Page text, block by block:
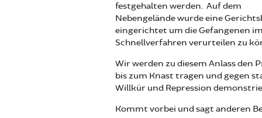
festgehalten werden. Auf dem
Nebengelände wurde eine
eingerichtet um die Gefangenen im
Schnellverfahren verurteilen zu
Wir werden zu diesem Anlass den
bis zum Knast tragen und gegen
Willkür und Repression
Kommt vorbei und sagt anderen